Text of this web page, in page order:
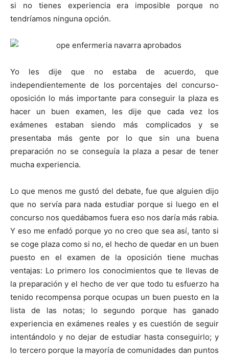
si no tienes experiencia era imposible porque no
tendríamos ninguna opción.
Yo les dije que no estaba de acuerdo, que
independientemente de los porcentajes del concurso-
oposición lo más importante para conseguir la plaza es
hacer un buen examen, les dije que cada vez los
exámenes estaban siendo más complicados y se
presentaba más gente por lo que sin una buena
preparación no se conseguía la plaza a pesar de tener
mucha experiencia.
Lo que menos me gustó del debate, fue que alguien dijo
que no servía para nada estudiar porque si luego en el
concurso nos quedábamos fuera eso nos daría más rabia.
Y eso me enfadó porque yo no creo que sea así, tanto si
se coge plaza como si no, el hecho de quedar en un buen
puesto en el examen de la oposición tiene muchas
ventajas: Lo primero los conocimientos que te llevas de
la preparación y el hecho de ver que todo tu esfuerzo ha
tenido recompensa porque ocupas un buen puesto en la
lista de las notas; lo segundo porque has ganado
experiencia en exámenes reales y es cuestión de seguir
intentándolo y no dejar de estudiar hasta conseguirlo; y
lo tercero porque la mayoría de comunidades dan puntos